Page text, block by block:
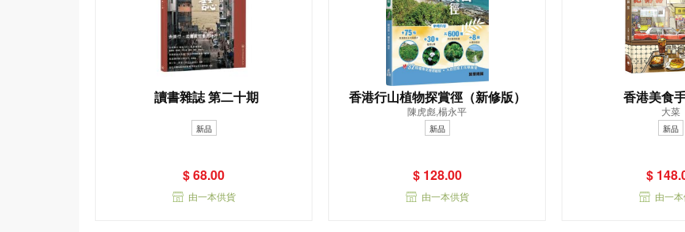
讀書雜誌 第二十期
新品
$ 68.00
由一本供貨
香港行山植物探賞徑（新修版）
陳虎彪,楊永平
新品
$ 128.00
由一本供貨
香港美食
大菜
新品
$
由一